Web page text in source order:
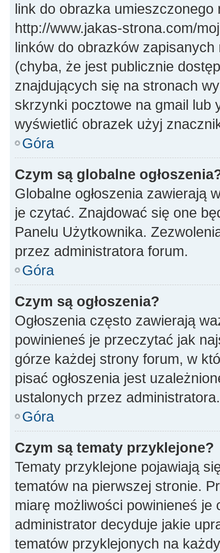
link do obrazka
http://www.jakas-strona.com/
linków do obrazków
(chyba, że jest publicznie
znajdujących się na stronach
skrzynki pocztowe na gmail lub
wyświetlić obrazek użyj
Góra
Czym są globalne
Globalne ogłoszenia zawierają
je czytać. Znajdować się one
Panelu Użytkownika.
przez administratora forum.
Góra
Czym są ogłoszenia?
Ogłoszenia często zawierają
powinieneś je przeczytać jak
górze każdej strony forum, w
pisać ogłoszenia jest
ustalonych przez administratora.
Góra
Czym są tematy przyklejone?
Tematy przyklejone pojawiają
tematów na pierwszej stronie.
miarę możliwości powinieneś je
administrator decyduje jakie
tematów przyklejonych na